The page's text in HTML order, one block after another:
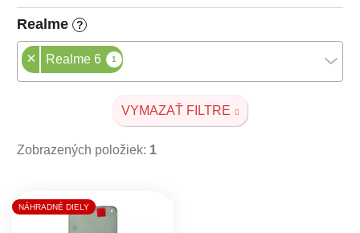
Realme ?
× Realme 6 1
VYMAZAŤ FILTRE
Zobrazených položiek: 1
Výpis produktov
NÁHRADNÉ DIELY